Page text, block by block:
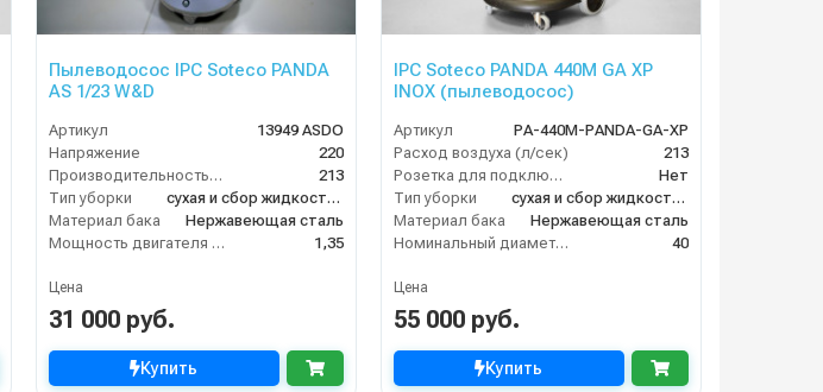
Пылеводосос IPC Soteco PANDA
AS 1/23 W&D
Артикул
13949 ASDO
Напряжение
220
Производительность (м3/час)
213
Тип уборки
сухая и сбор жидкостей
Материал бака
Нержавеющая сталь
Мощность двигателя (кВт)
1,35
Цена
31 000 руб.
Купить
IPC Soteco PANDA 440M GA XP
INOX (пылеводосос)
Артикул
PA-440M-PANDA-GA-XP
Расход воздуха (л/сек)
213
Розетка для подключения инструмента
Нет
Тип уборки
сухая и сбор жидкостей
Материал бака
Нержавеющая сталь
Номинальный диаметр принадлежностей (мм)
40
Цена
55 000 руб.
Купить